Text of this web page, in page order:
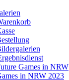
Games in NRW
in NRW 2023